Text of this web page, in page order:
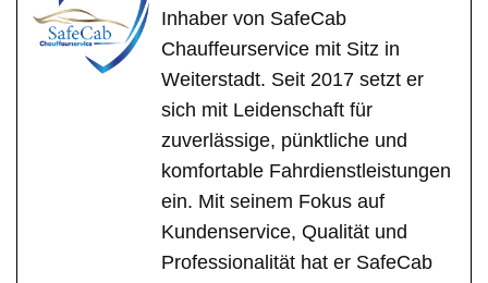
Inhaber von SafeCab
Chauffeurservice mit Sitz in
Weiterstadt. Seit 2017 setzt er
sich mit Leidenschaft für
zuverlässige, pünktliche und
komfortable Fahrdienstleistungen
ein. Mit seinem Fokus auf
Kundenservice, Qualität und
Professionalität hat er SafeCab